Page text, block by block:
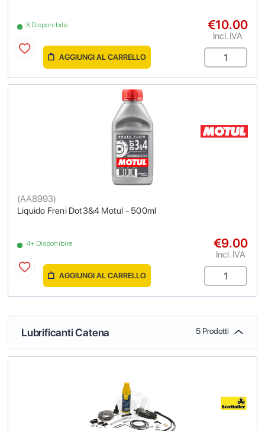
3 Disponibile €10.00
Incl. IVA
AGGIUNGI AL CARRELLO
Liquido Freni Dot3&4 Motul - 500ml
(AA8993)
4+ Disponibile €9.00
Incl. IVA
AGGIUNGI AL CARRELLO
Lubrificanti Catena 5 Prodotti